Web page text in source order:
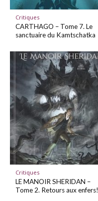
Critiques
CARTHAGO – Tome 7. Le
sanctuaire du Kamtschatka
Critiques
LE MANOIR SHERIDAN –
Tome 2. Retours aux enfers!